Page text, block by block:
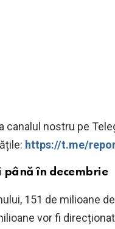
canalul nostru pe
https://t.me/
până în decembrie
151 de milioane
vor fi